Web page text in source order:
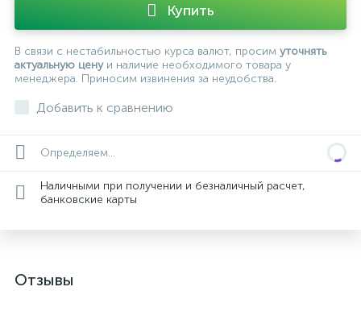
Купить
В связи с нестабильностью курса валют, просим уточнять
актуальную ценуи наличие необходимого товара у
менеджера. Приносим извинения за неудобства.
Добавить к сравнению
Определяем...
Наличными при получении и безналичный расчет,
банковские карты
Отзывы